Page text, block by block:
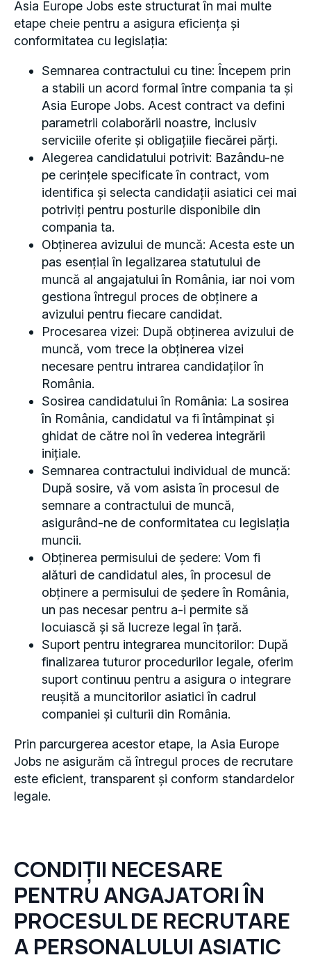
Asia Europe Jobs este structurat în mai multe
etape cheie pentru a asigura eficiența și
conformitatea cu legislația:
Semnarea contractului cu tine: Începem prin
a stabili un acord formal între compania ta și
Asia Europe Jobs. Acest contract va defini
parametrii colaborării noastre, inclusiv
serviciile oferite și obligațiile fiecărei părți.
Alegerea candidatului potrivit: Bazându-ne
pe cerințele specificate în contract, vom
identifica și selecta candidații asiatici cei mai
potriviți pentru posturile disponibile din
compania ta.
Obținerea avizului de muncă: Acesta este un
pas esențial în legalizarea statutului de
muncă al angajatului în România, iar noi vom
gestiona întregul proces de obținere a
avizului pentru fiecare candidat.
Procesarea vizei: După obținerea avizului de
muncă, vom trece la obținerea vizei
necesare pentru intrarea candidaților în
România.
Sosirea candidatului în România: La sosirea
în România, candidatul va fi întâmpinat și
ghidat de către noi în vederea integrării
inițiale.
Semnarea contractului individual de muncă:
După sosire, vă vom asista în procesul de
semnare a contractului de muncă,
asigurând-ne de conformitatea cu legislația
muncii.
Obținerea permisului de ședere: Vom fi
alături de candidatul ales, în procesul de
obținere a permisului de ședere în România,
un pas necesar pentru a-i permite să
locuiască și să lucreze legal în țară.
Suport pentru integrarea muncitorilor: După
finalizarea tuturor procedurilor legale, oferim
suport continuu pentru a asigura o integrare
reușită a muncitorilor asiatici în cadrul
companiei și culturii din România.
Prin parcurgerea acestor etape, la Asia Europe
Jobs ne asigurăm că întregul proces de recrutare
este eficient, transparent și conform standardelor
legale.
CONDIȚII NECESARE
PENTRU ANGAJATORI ÎN
PROCESUL DE RECRUTARE
A PERSONALULUI ASIATIC